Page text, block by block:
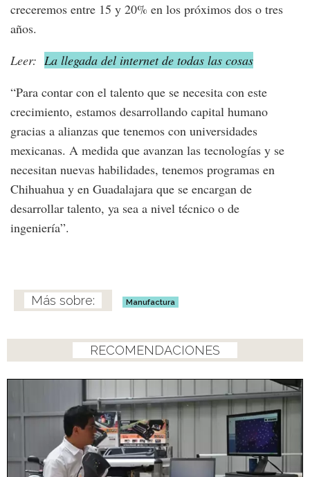
creceremos entre 15 y 20% en los próximos dos o tres
años.
Leer: La llegada del internet de todas las cosas
“Para contar con el talento que se necesita con este
crecimiento, estamos desarrollando capital humano
gracias a alianzas que tenemos con universidades
mexicanas. A medida que avanzan las tecnologías y se
necesitan nuevas habilidades, tenemos programas en
Chihuahua y en Guadalajara que se encargan de
desarrollar talento, ya sea a nivel técnico o de
ingeniería”.
Manufactura
RECOMENDACIONES